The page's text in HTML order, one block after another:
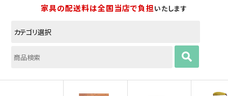
家具の配送料は全国当店で負担いたします